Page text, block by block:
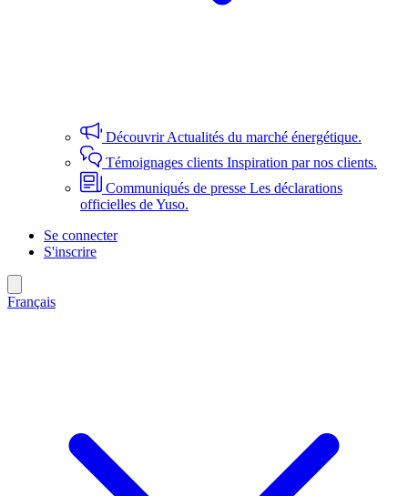
DécouvrirActualités du marché énergétique.
Témoignages clients Inspiration par nos clients.
Communiqués de presse Les déclarations
officielles de Yuso.
Se connecter
S'inscrire
Français